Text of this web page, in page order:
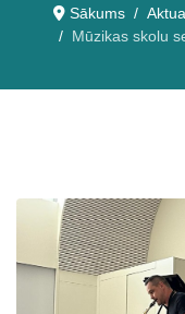
Sākums
Mūzikas skolu